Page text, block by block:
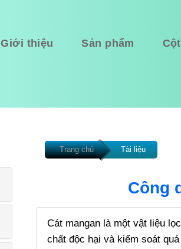
Giới thiệu Sản phẩm
Trang chủ Tài liệu
Công
Cát mangan là một vật liệu
chất độc hại và kiểm soát